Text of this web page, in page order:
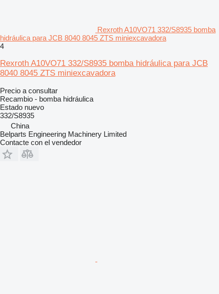
Rexroth A10VO71 332/S8935 bomba
hidráulica para JCB 8040 8045 ZTS miniexcavadora
4
Rexroth A10VO71 332/S8935 bomba hidráulica para JCB
8040 8045 ZTS miniexcavadora
Precio a consultar
Recambio - bomba hidráulica
Estado nuevo
332/S8935
China
Belparts Engineering Machinery Limited
Contacte con el vendedor